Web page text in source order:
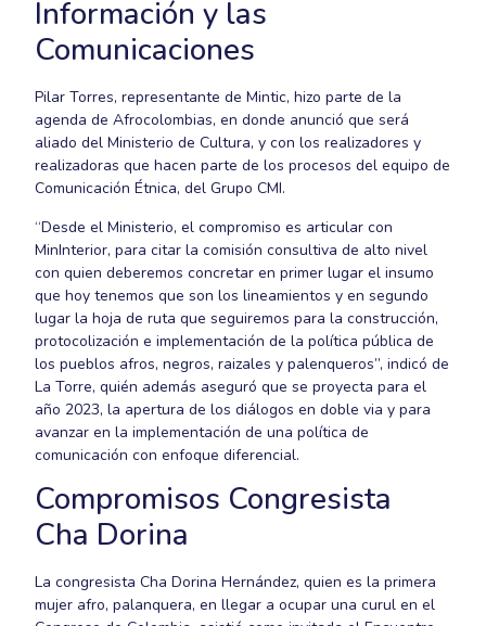
Información y las
Comunicaciones
Pilar Torres, representante de Mintic, hizo parte de la
agenda de Afrocolombias, en donde anunció que será
aliado del Ministerio de Cultura, y con los realizadores y
realizadoras que hacen parte de los procesos del equipo de
Comunicación Étnica, del Grupo CMI.
“Desde el Ministerio, el compromiso es articular con
MinInterior, para citar la comisión consultiva de alto nivel
con quien deberemos concretar en primer lugar el insumo
que hoy tenemos que son los lineamientos y en segundo
lugar la hoja de ruta que seguiremos para la construcción,
protocolización e implementación de la política pública de
los pueblos afros, negros, raizales y palenqueros”, indicó de
La Torre, quién además aseguró que se proyecta para el
año 2023, la apertura de los diálogos en doble via y para
avanzar en la implementación de una política de
comunicación con enfoque diferencial.
Compromisos Congresista
Cha Dorina
La congresista Cha Dorina Hernández, quien es la primera
mujer afro, palanquera, en llegar a ocupar una curul en el